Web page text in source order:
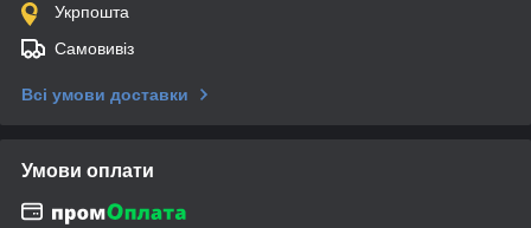
Укрпошта
Самовивіз
Всі умови доставки
Умови оплати